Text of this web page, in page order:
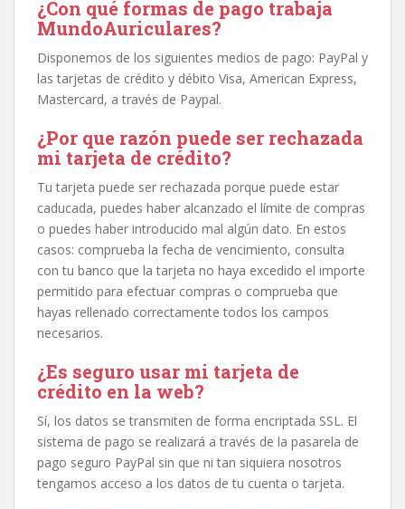
¿Con qué formas de pago trabaja
MundoAuriculares?
Disponemos de los siguientes medios de pago: PayPal y
las tarjetas de crédito y débito Visa, American Express,
Mastercard, a través de Paypal.
¿Por que razón puede ser rechazada
mi tarjeta de crédito?
Tu tarjeta puede ser rechazada porque puede estar
caducada, puedes haber alcanzado el límite de compras
o puedes haber introducido mal algún dato. En estos
casos: comprueba la fecha de vencimiento, consulta
con tu banco que la tarjeta no haya excedido el importe
permitido para efectuar compras o comprueba que
hayas rellenado correctamente todos los campos
necesarios.
¿Es seguro usar mi tarjeta de
crédito en la web?
Sí, los datos se transmiten de forma encriptada SSL. El
sistema de pago se realizará a través de la pasarela de
pago seguro PayPal sin que ni tan siquiera nosotros
tengamos acceso a los datos de tu cuenta o tarjeta.